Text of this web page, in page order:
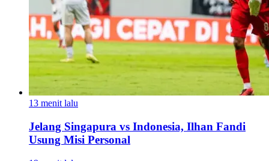
13 menit lalu
Jelang Singapura vs Indonesia, Ilhan Fandi
Usung Misi Personal